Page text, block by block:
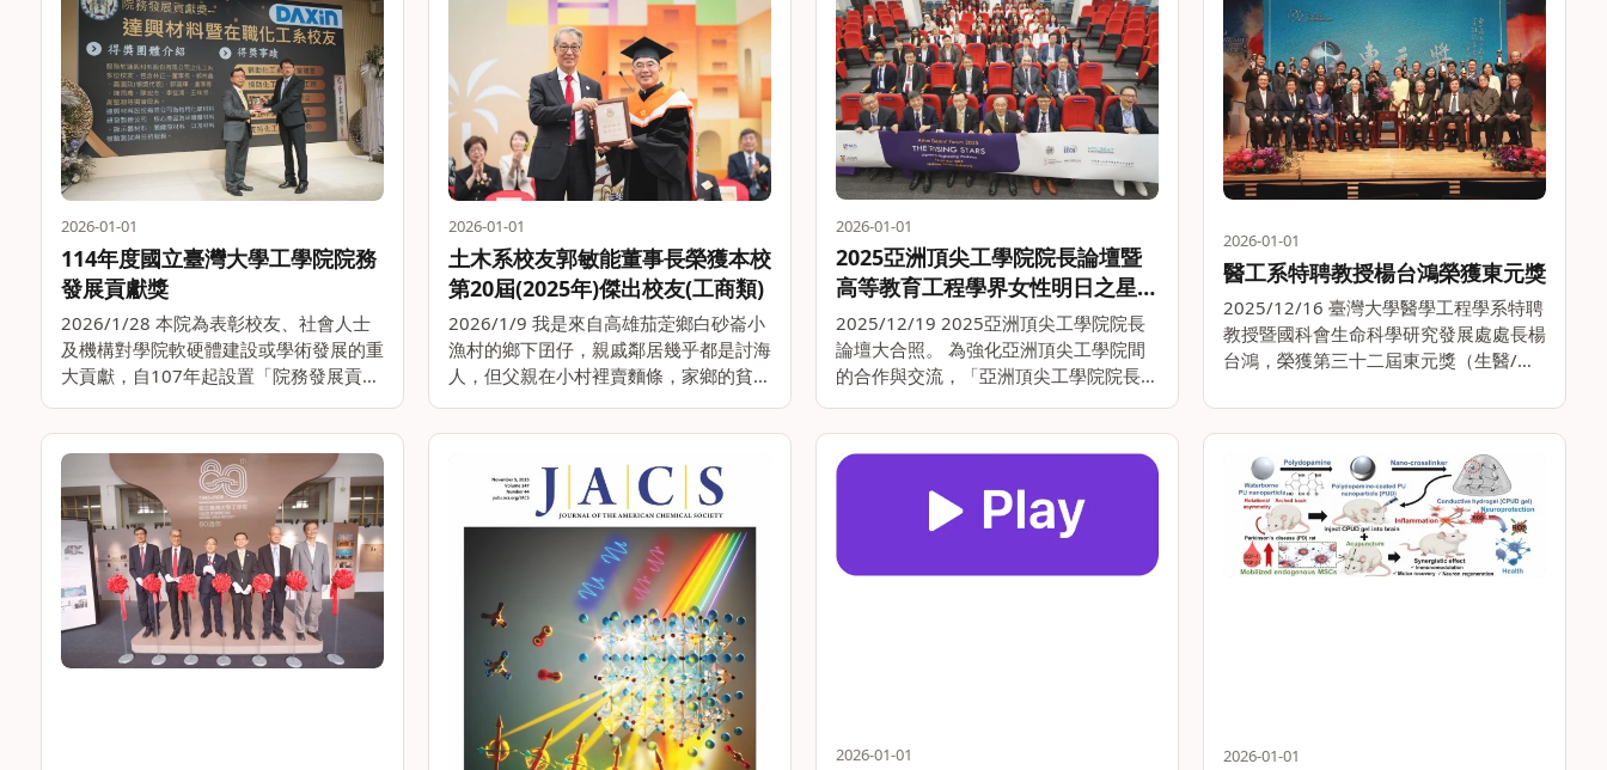
2026-01-01
114年度國立臺灣大學工學院院務
發展貢獻獎
2026/1/28 本院為表彰校友、社會人士
及機構對學院軟硬體建設或學術發展的重
大貢獻，自107年起設置「院務發展貢獻
獎」，於每年度重要慶典活動頒贈獎座，
以感謝得獎者對本院的貢獻。 114年度
本院院務發展貢獻獎共獲選11位得獎
者，包含達興材。。
2026-01-01
土木系校友郭敏能董事長榮獲本校
第20屆(2025年)傑出校友(工商類)
2026/1/9 我是來自高雄茄萣鄉白砂崙小
漁村的鄉下囝仔，親戚鄰居幾乎都是討海
人，但父親在小村裡賣麵條，家鄉的貧困
激勵我力爭上游，從小就認定唯有努力讀
書才能翻轉命運。讀南一中時正值十大建
真讀書，一舉考上。。
2026-01-01
2025亞洲頂尖工學院院長論壇暨
高等教育工程學界女性明日之星研
討會圓滿落幕
2025/12/19 2025亞洲頂尖工學院院長
論壇大合照。 為強化亞洲頂尖工學院間
的合作與交流，「亞洲頂尖工學院院長論
ADF）」自2016年由東京大學倡議成
立，至今已成為工程高等教育。。
2026-01-01
醫工系特聘教授楊台鴻榮獲東元獎
2025/12/16 臺灣大學醫學工程學系特聘
教授暨國科會生命科學研究發展處處長楊
台鴻，榮獲第三十二屆東元獎（生醫/農
補氣胸之聚己內酯薄膜研究，其產品具備
高度有效性與安全性，於高風險醫材開發
領域成果斐然；。。
2026-01-01 2026-01-01